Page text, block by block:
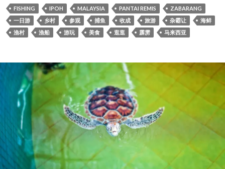
FISHING IPOH MALAYSIA PANTAI REMIS
ZABARANG
一日游
乡村 参观 捕鱼 收成 旅游 杂霸让
海鲜
渔村
渔船 游玩 美食 逛逛 霹雳 马来西亚